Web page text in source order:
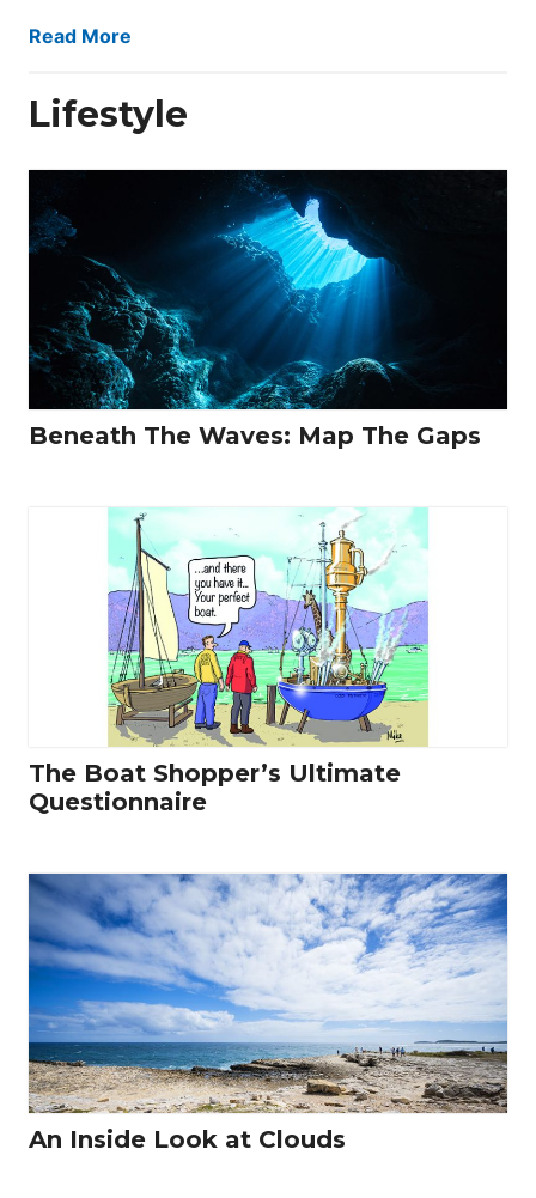
Read More
Lifestyle
Beneath The Waves: Map The Gaps
The Boat Shopper’s Ultimate
Questionnaire
An Inside Look at Clouds